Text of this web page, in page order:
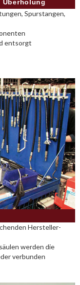
Überholung
Spurstangen,
entsorgt
Hersteller-
werden die
verbunden